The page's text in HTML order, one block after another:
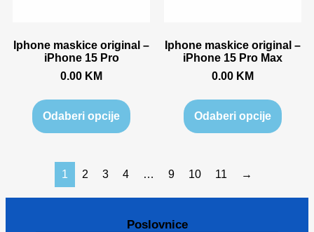
Iphone maskice original –
iPhone 15 Pro
0.00 KM
Odaberi opcije
Iphone maskice original –
iPhone 15 Pro Max
0.00 KM
Odaberi opcije
1 2 3 4 … 9 10 11 →
Poslovnice